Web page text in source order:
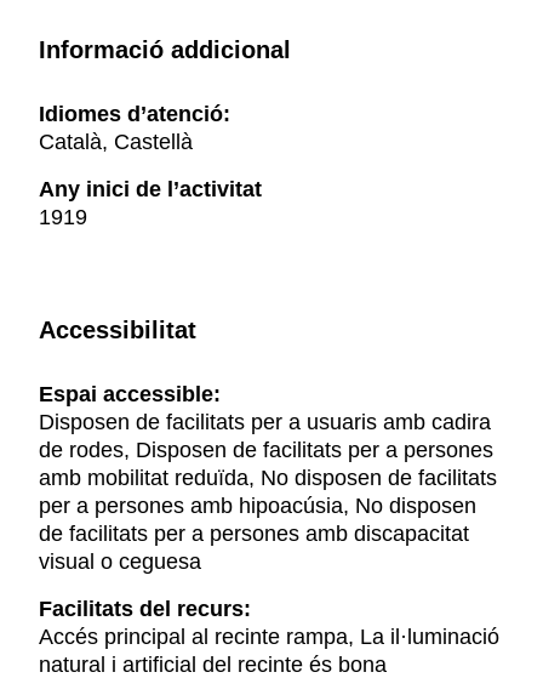
Informació addicional
Idiomes d’atenció:
Català, Castellà
Any inici de l’activitat
1919
Accessibilitat
Espai accessible:
Disposen de facilitats per a usuaris amb cadira
de rodes, Disposen de facilitats per a persones
amb mobilitat reduïda, No disposen de facilitats
per a persones amb hipoacúsia, No disposen
de facilitats per a persones amb discapacitat
visual o ceguesa
Facilitats del recurs:
Accés principal al recinte rampa, La il·luminació
natural i artificial del recinte és bona